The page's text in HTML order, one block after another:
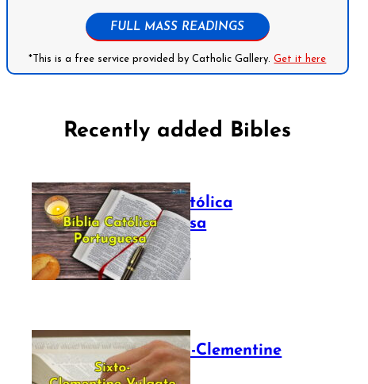
FULL MASS READINGS
*This is a free service provided by Catholic Gallery.Get it here
Recently added Bibles
Bíblia Católica
Portuguesa
July 16, 2025
The Sixto-Clementine
Vulgate